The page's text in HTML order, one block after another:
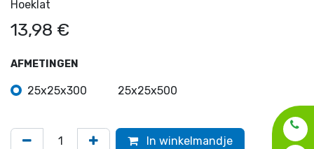
Hoeklat
13,98 €
AFMETINGEN
25x25x300 25x25x500
In winkelmandje